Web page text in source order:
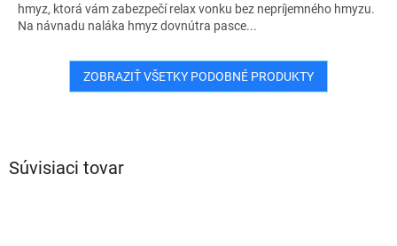
Súvisiaci tovar
hmyz, ktorá vám zabezpečí relax vonku bez nepríjemného hmyzu.
Na návnadu naláka hmyz dovnútra pasce...
ZOBRAZIŤ VŠETKY PODOBNÉ PRODUKTY